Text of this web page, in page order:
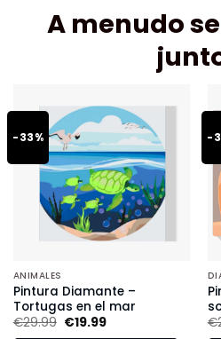
A menudo
-33%
ANIMALES
Pintura Diamante –
Tortugas en el mar
€29.99 €19.99
-
€